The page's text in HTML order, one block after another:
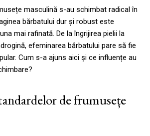
masculină s-au schimbat radical în
bărbatului dur și robust este
mai rafinată. De la îngrijirea pielii la
efeminarea bărbatului pare să fie
Cum s-a ajuns aici și ce influențe au
de frumusețe